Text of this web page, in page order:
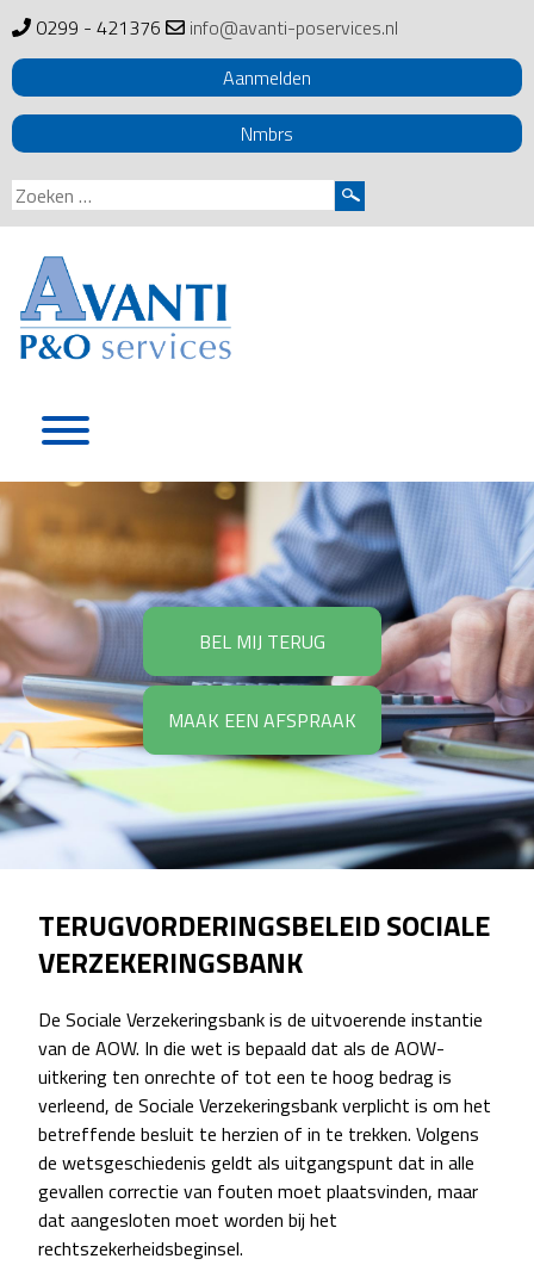
0299 - 421376
info@avanti-poservices.nl
Aanmelden
Nmbrs
Zoeken
naar:
BEL MIJ TERUG
MAAK EEN AFSPRAAK
TERUGVORDERINGSBELEID SOCIALE
VERZEKERINGSBANK
De Sociale Verzekeringsbank is de uitvoerende instantie
van de AOW. In die wet is bepaald dat als de AOW-
uitkering ten onrechte of tot een te hoog bedrag is
verleend, de Sociale Verzekeringsbank verplicht is om het
betreffende besluit te herzien of in te trekken. Volgens
de wetsgeschiedenis geldt als uitgangspunt dat in alle
gevallen correctie van fouten moet plaatsvinden, maar
dat aangesloten moet worden bij het
rechtszekerheidsbeginsel.